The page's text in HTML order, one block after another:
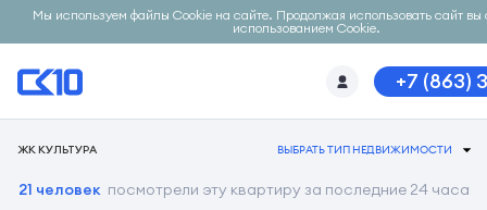
Мы используем файлы Cookie на сайте. Продолжая использовать сайт вы
использованием Cookie.
+7 (863)
ЖК КУЛЬТУРА ВЫБРАТЬ ТИП НЕДВИЖИМОСТИ
21 человек посмотрели эту квартиру за последние 24 часа